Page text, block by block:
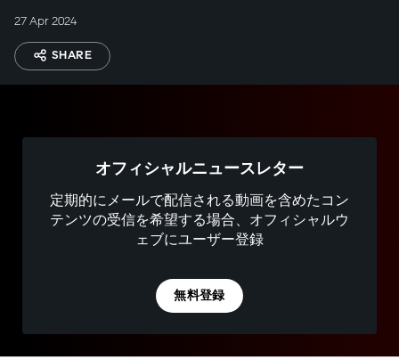
27 Apr 2024
SHARE
オフィシャルニュースレター
定期的にメールで配信される動画を含めたコン
テンツの受信を希望する場合、オフィシャルウ
ェブにユーザー登録
無料登録